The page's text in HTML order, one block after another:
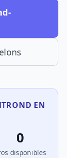
EN
0
disponibles